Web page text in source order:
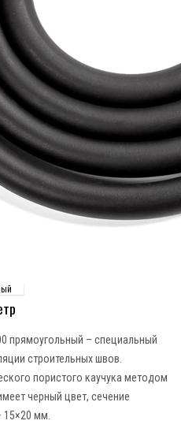
прямоугольный – специальный
строительных швов.
пористого каучука методом
черный цвет, сечение
15×20 мм.